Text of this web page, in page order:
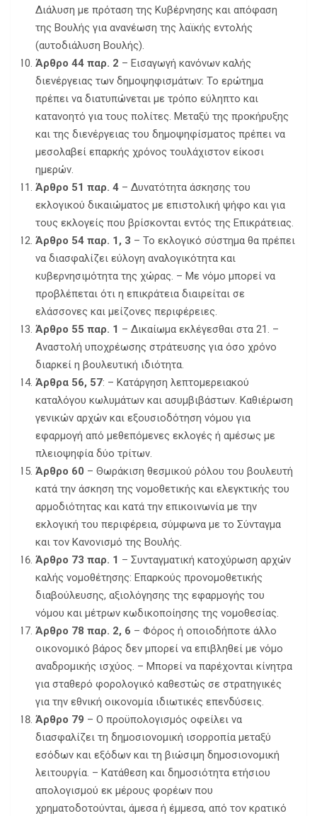
Διάλυση με πρόταση της Κυβέρνησης και απόφαση
της Βουλής για ανανέωση της λαϊκής εντολής
(αυτοδιάλυση Βουλής).
Άρθρο 44 παρ. 2 – Εισαγωγή κανόνων καλής
διενέργειας των δημοψηφισμάτων: Το ερώτημα
πρέπει να διατυπώνεται με τρόπο εύληπτο και
κατανοητό για τους πολίτες. Μεταξύ της προκήρυξης
και της διενέργειας του δημοψηφίσματος πρέπει να
μεσολαβεί επαρκής χρόνος τουλάχιστον είκοσι
ημερών.
Άρθρο 51 παρ. 4 – Δυνατότητα άσκησης του
εκλογικού δικαιώματος με επιστολική ψήφο και για
τους εκλογείς που βρίσκονται εντός της Επικράτειας.
Άρθρο 54 παρ. 1, 3 – Το εκλογικό σύστημα θα πρέπει
να διασφαλίζει εύλογη αναλογικότητα και
κυβερνησιμότητα της χώρας. – Με νόμο μπορεί να
προβλέπεται ότι η επικράτεια διαιρείται σε
ελάσσονες και μείζονες περιφέρειες.
Άρθρο 55 παρ. 1 – Δικαίωμα εκλέγεσθαι στα 21. –
Αναστολή υποχρέωσης στράτευσης για όσο χρόνο
διαρκεί η βουλευτική ιδιότητα.
Άρθρα 56, 57: – Κατάργηση λεπτομερειακού
καταλόγου κωλυμάτων και ασυμβιβάστων. Καθιέρωση
γενικών αρχών και εξουσιοδότηση νόμου για
εφαρμογή από μεθεπόμενες εκλογές ή αμέσως με
πλειοψηφία δύο τρίτων.
Άρθρο 60 – Θωράκιση θεσμικού ρόλου του βουλευτή
κατά την άσκηση της νομοθετικής και ελεγκτικής του
αρμοδιότητας και κατά την επικοινωνία με την
εκλογική του περιφέρεια, σύμφωνα με το Σύνταγμα
και τον Κανονισμό της Βουλής.
Άρθρο 73 παρ. 1 – Συνταγματική κατοχύρωση αρχών
καλής νομοθέτησης: Επαρκούς προνομοθετικής
διαβούλευσης, αξιολόγησης της εφαρμογής του
νόμου και μέτρων κωδικοποίησης της νομοθεσίας.
Άρθρο 78 παρ. 2, 6 – Φόρος ή οποιοδήποτε άλλο
οικονομικό βάρος δεν μπορεί να επιβληθεί με νόμο
αναδρομικής ισχύος. – Μπορεί να παρέχονται κίνητρα
για σταθερό φορολογικό καθεστώς σε στρατηγικές
για την εθνική οικονομία ιδιωτικές επενδύσεις.
Άρθρο 79 – Ο προϋπολογισμός οφείλει να
διασφαλίζει τη δημοσιονομική ισορροπία μεταξύ
εσόδων και εξόδων και τη βιώσιμη δημοσιονομική
λειτουργία. – Κατάθεση και δημοσιότητα ετήσιου
απολογισμού εκ μέρους φορέων που
χρηματοδοτούνται, άμεσα ή έμμεσα, από τον κρατικό